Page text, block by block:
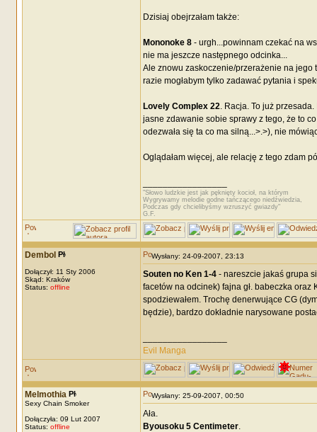
Dzisiaj obejrzałam także:
Mononoke 8- urgh...powinnam czekać na
nie ma jeszcze następnego odcinka...
Ale znowu zaskoczenie/przerażenie na
razie mogłabym tylko zadawać pytania i
Lovely Complex 22. Racja. To już
jasne zdawanie sobie sprawy z tego, że to
odezwała się ta co ma silną...>.>), nie
Oglądałam więcej, ale relację z tego zdam
"Słowo ludzkie jest jak pęknięty kocioł, na którym
Wygrywamy melodie godne tańczącego niedźwiedzia,
Podczas gdy chcielibyśmy wzruszyć gwiazdy"
G.F.
Dembol
Dołączył: 11 Sty 2006
Skąd: Kraków
Status: offline
Wysłany: 24-09-2007, 23:13
Souten no Ken 1-4- nareszcie jakaś grupa
facetów na odcinek) fajna gł. babeczka oraz
spodziewałem. Trochę denerwujące CG
będzie), bardzo dokładnie narysowane
Evil Manga
Melmothia
Sexy Chain Smoker
Dołączyła: 09 Lut 2007
Status: offline
Wysłany: 25-09-2007, 00:50
Ała.
Byousoku 5 Centimeter.